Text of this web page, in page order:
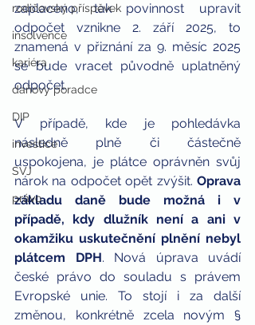
rodičovský příspěvek
insolvence
kariéra
daňový poradce
DIP
investice
SVJ
právo
zaplaceno, tak povinnost upravit
odpočet vznikne 2. září 2025, to
znamená v přiznání za 9. měsíc 2025
se bude vracet původně uplatněný
odpočet.
V případě, kde je pohledávka
následně plně či částečně
uspokojena, je plátce oprávněn svůj
nárok na odpočet opět zvýšit. Oprava
základu daně bude možná i v
případě, kdy dlužník není a ani v
okamžiku uskutečnění plnění nebyl
plátcem DPH. Nová úprava uvádí
české právo do souladu s právem
Evropské unie. To stojí i za další
změnou, konkrétně zcela novým §